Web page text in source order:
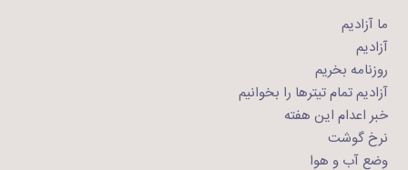
ما آزادیم
آزادیم
روزنامه بخریم
آزادیم تمام تیترها را بخوانیم
خبر اعدام این هفته
نرخ گوشت
وضع آب و هوا